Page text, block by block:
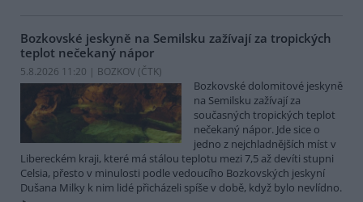
Bozkovské jeskyně na Semilsku zažívají za tropických
teplot nečekaný nápor
5.8.2026 11:20 | BOZKOV (ČTK)
Bozkovské dolomitové jeskyně
na Semilsku zažívají za
současných tropických teplot
nečekaný nápor. Jde sice o
jedno z nejchladnějších míst v
Libereckém kraji, které má stálou teplotu mezi 7,5 až devíti stupni
Celsia, přesto v minulosti podle vedoucího Bozkovských jeskyní
Dušana Milky k nim lidé přicházeli spíše v době, když bylo nevlídno.